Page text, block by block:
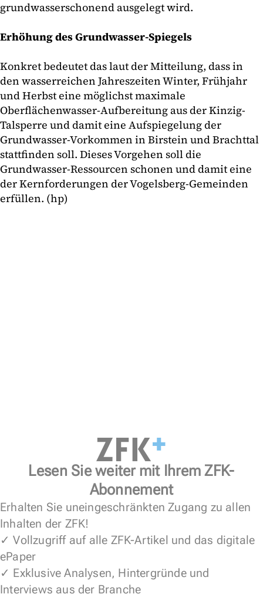
grundwasserschonend ausgelegt wird.
Erhöhung des Grundwasser-Spiegels
Konkret bedeutet das laut der Mitteilung, dass in
den wasserreichen Jahreszeiten Winter, Frühjahr
und Herbst eine möglichst maximale
Oberflächenwasser-Aufbereitung aus der Kinzig-
Talsperre und damit eine Aufspiegelung der
Grundwasser-Vorkommen in Birstein und Brachttal
stattfinden soll. Dieses Vorgehen soll die
Grundwasser-Ressourcen schonen und damit eine
der Kernforderungen der Vogelsberg-Gemeinden
erfüllen. (hp)
Lesen Sie weiter mit Ihrem ZFK-
Abonnement
Erhalten Sie uneingeschränkten Zugang zu allen
Inhalten der ZFK!
✓ Vollzugriff auf alle ZFK-Artikel und das digitale
ePaper
✓ Exklusive Analysen, Hintergründe und
Interviews aus der Branche